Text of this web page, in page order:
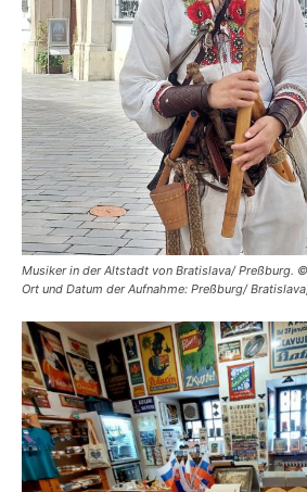
Musiker in der Altstadt von Bratislava/ Preßburg.
Ort und Datum der Aufnahme: Preßburg/